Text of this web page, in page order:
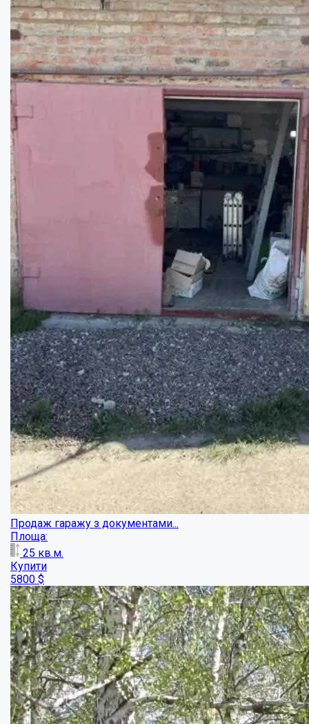
Полтавский район, нежилая недвижимость, ...
Площа:
400кв.м.
Купити
7000 $
Комерційна нерухомість в центральній час...
Площа: